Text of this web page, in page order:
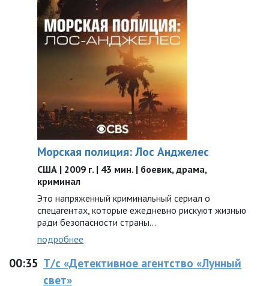
Морская полиция: Лос Анджелес
США | 2009 г. | 43 мин. | боевик, драма,
криминал
Это напряженный криминальный сериал о
спецагентах, которые ежедневно рискуют жизнью
ради безопасности страны...
подробнее
00:35 Т/с «Детективное агентство «Лунный
свет»